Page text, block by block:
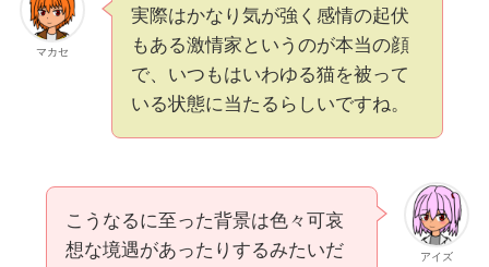
マカセ
実際はかなり気が強く感情の起伏
もある激情家というのが本当の顔
で、いつもはいわゆる猫を被って
いる状態に当たるらしいですね。
アイズ
こうなるに至った背景は色々可哀
想な境遇があったりするみたいだ